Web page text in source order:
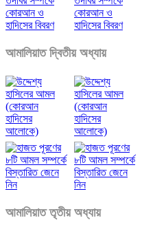
আমালিয়াত দ্বিতীয় অধ্যায়
আমালিয়াত তৃতীয় অধ্যায়